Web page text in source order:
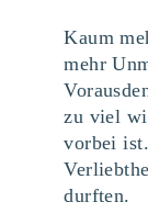
Kaum
mehr
zu viel
vorbei
durften.